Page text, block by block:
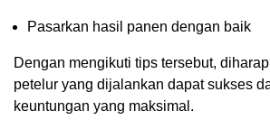
Pasarkan hasil panen dengan baik
Dengan mengikuti tips tersebut,
petelur yang dijalankan dapat sukses
keuntungan yang maksimal.